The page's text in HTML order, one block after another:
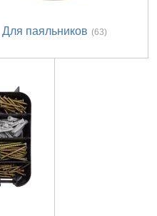
Для паяльников (63)